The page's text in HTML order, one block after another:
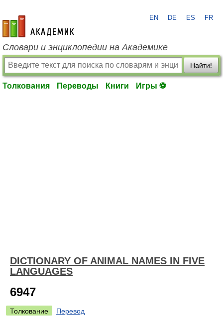
academic.ru
EN DE ES FR
Словари и энциклопедии на Академике
Найти!
Толкования Переводы Книги Игры ⚽
DICTIONARY OF ANIMAL NAMES IN FIVE
LANGUAGES
6947
Толкование
Перевод